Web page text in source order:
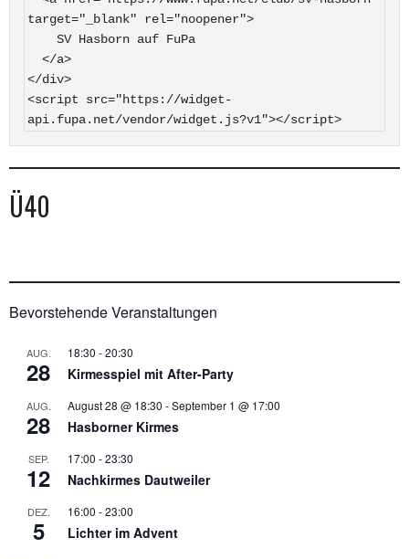
target="_blank" rel="noopener">
</div>
<script src="https://widget-
api.fupa.net/vendor/widget.js?v1"></script>
Ü40
Bevorstehende Veranstaltungen
AUG.
28
18:30 -20:30
Kirmesspiel mit After-Party
AUG.
28
August 28 @ 18:30 -September 1 @ 17:00
Hasborner Kirmes
SEP.
12
17:00 -23:30
Nachkirmes Dautweiler
DEZ.
5
16:00 -23:00
Lichter im Advent